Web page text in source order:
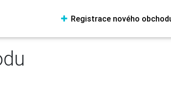
Registrace nového